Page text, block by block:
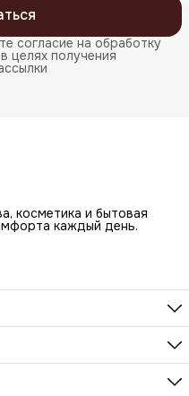
согласие на обработку
целях получения
косметика и бытовая
каждый день.